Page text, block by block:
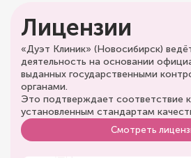
Лицензии
«Дуэт Клиник» (Новосибирск)
деятельность на основании
выданных государственными
органами.
Это подтверждает соответствие
установленным стандартам
Смотреть